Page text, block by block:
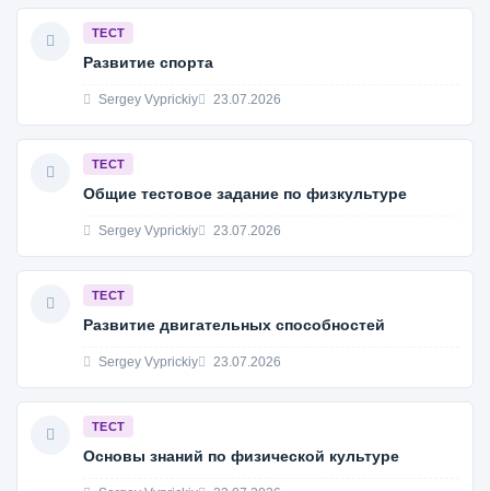
ТЕСТ
Развитие спорта
Sergey Vyprickiy 23.07.2026
ТЕСТ
Общие тестовое задание по физкультуре
Sergey Vyprickiy 23.07.2026
ТЕСТ
Развитие двигательных способностей
Sergey Vyprickiy 23.07.2026
ТЕСТ
Основы знаний по физической культуре